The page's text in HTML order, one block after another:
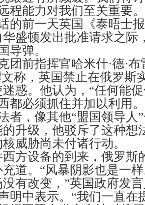
程能力对我们至关重要
的前一天英国《泰晤士
华盛顿发出批准请求之际
导弹。
团前指挥官哈米什·德·
文称，英国禁止在俄罗斯
迷惑。他认为，“任何能
都必须抓住并加以利用
者，像其他“盟国领导人
的升级，他驳斥了这种想
威胁尚未付诸行动。
西方设备的到来，俄罗斯
道。“风暴阴影也是一
没有改变，”英国政府发
明中表示。“我们一直在